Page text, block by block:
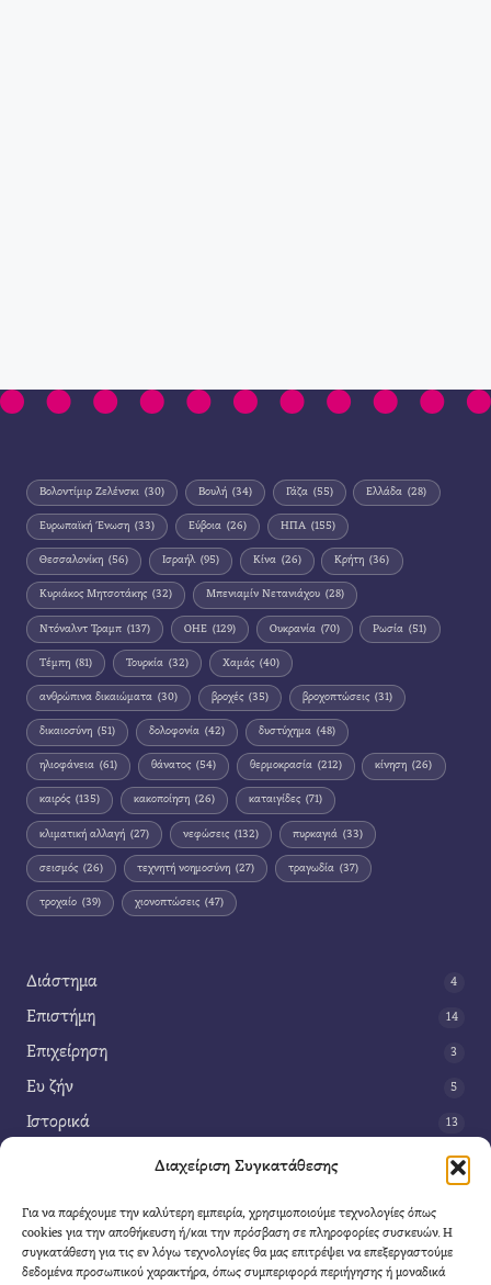
Διαχείριση Συγκατάθεσης
Για να παρέχουμε την καλύτερη εμπειρία, χρησιμοποιούμε τεχνολογίες όπως
cookies για την αποθήκευση ή/και την πρόσβαση σε πληροφορίες συσκευών. Η
συγκατάθεση για τις εν λόγω τεχνολογίες θα μας επιτρέψει να επεξεργαστούμε
δεδομένα προσωπικού χαρακτήρα, όπως συμπεριφορά περιήγησης ή μοναδικά
Βολοντίμιρ Ζελένσκι (30) Βουλή (34) Γάζα (55) Ελλάδα (28)
Ευρωπαϊκή Ένωση (33) Εύβοια (26) ΗΠΑ (155)
Θεσσαλονίκη (56) Ισραήλ (95) Κίνα (26) Κρήτη (36)
Κυριάκος Μητσοτάκης (32) Μπενιαμίν Νετανιάχου (28)
Ντόναλντ Τραμπ (137) ΟΗΕ (129) Ουκρανία (70) Ρωσία (51)
Τέμπη (81) Τουρκία (32) Χαμάς (40)
ανθρώπινα δικαιώματα (30) βροχές (35) βροχοπτώσεις (31)
δικαιοσύνη (51) δολοφονία (42) δυστύχημα (48)
ηλιοφάνεια (61) θάνατος (54) θερμοκρασία (212) κίνηση (26)
καιρός (135) κακοποίηση (26) καταιγίδες (71)
κλιματική αλλαγή (27) νεφώσεις (132) πυρκαγιά (33)
σεισμός (26) τεχνητή νοημοσύνη (27) τραγωδία (37)
τροχαίο (39) χιονοπτώσεις (47)
Διάστημα 4
Επιστήμη 14
Επιχείρηση 3
Ευ ζήν 5
Ιστορικά 13
42
Τέχνη 3
Τεχνολογία